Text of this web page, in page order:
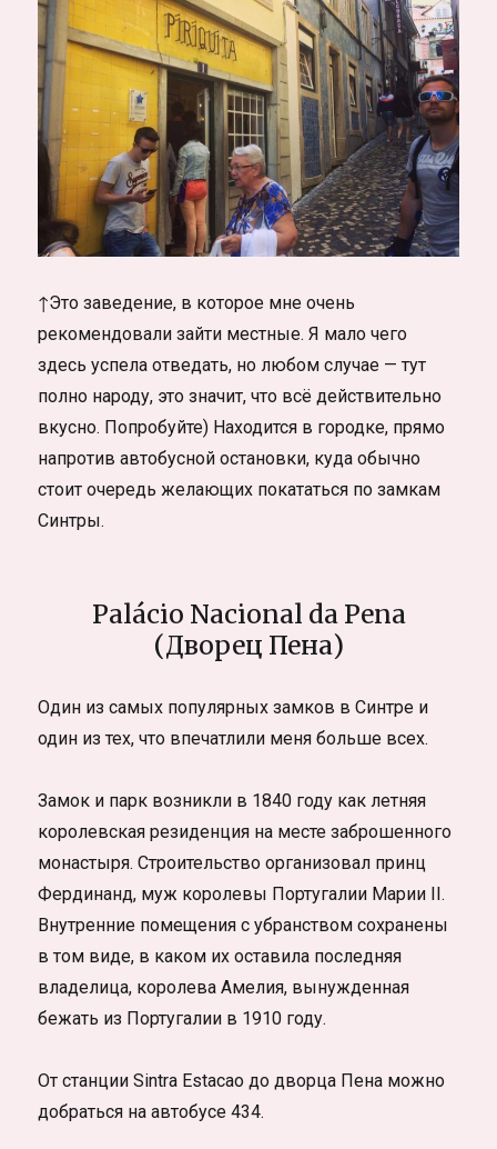
↑Это заведение, в которое мне очень
рекомендовали зайти местные. Я мало чего
здесь успела отведать, но любом случае — тут
полно народу, это значит, что всё действительно
вкусно. Попробуйте) Находится в городке, прямо
напротив автобусной остановки, куда обычно
стоит очередь желающих покататься по замкам
Синтры.
Palácio Nacional da Pena
(Дворец Пена)
Один из самых популярных замков в Синтре и
один из тех, что впечатлили меня больше всех.
Замок и парк возникли в 1840 году как летняя
королевская резиденция на месте заброшенного
монастыря. Строительство организовал принц
Фердинанд, муж королевы Португалии Марии II.
Внутренние помещения с убранством сохранены
в том виде, в каком их оставила последняя
владелица, королева Амелия, вынужденная
бежать из Португалии в 1910 году.
От станции Sintra Estacao до дворца Пена можно
добраться на автобусе 434.